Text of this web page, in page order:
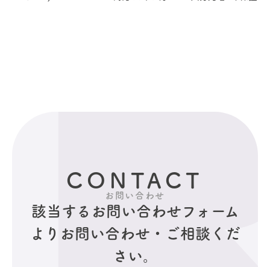
CONTACT
お問い合わせ
該当するお問い合わせフォーム
より お問い合わせ・ご相談くだ
さい。